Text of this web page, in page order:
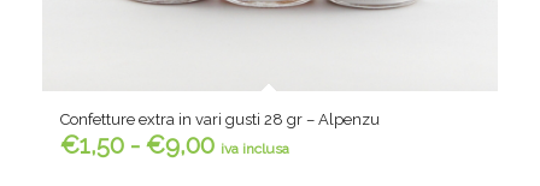
Confetture extra in vari gusti 28 gr – Alpenzu
€1,50 - €9,00Fascia
iva inclusa